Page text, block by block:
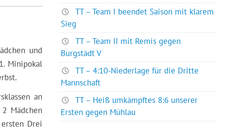
und
Minipokal
an
Mädchen
Drei
TT – Team I beendet Saison mit klarem
Sieg
TT – Team II mit Remis gegen
Burgstädt V
TT – 4:10-Niederlage für die Dritte
Mannschaft
TT – Heiß umkämpftes 8:6 unserer
Ersten gegen Mühlau